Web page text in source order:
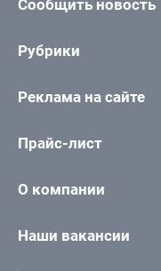
Сообщить новость
Рубрики
Реклама на сайте
Прайс-лист
О компании
Наши вакансии